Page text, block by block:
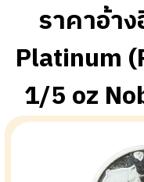
ราคาอ้า
Platinum
1/5 oz